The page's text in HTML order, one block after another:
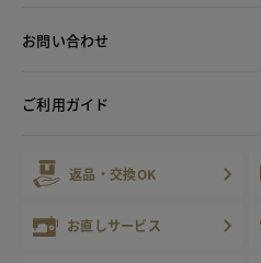
お問い合わせ
ご利用ガイド
返品・交換OK
お直しサービス